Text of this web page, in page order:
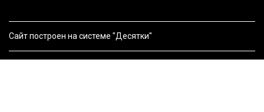
Сайт построен на системе "Десятки"